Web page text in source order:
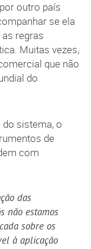
outro país
se ela
regras
Muitas vezes,
que não
do
sistema, o
de
com
das
não estamos
sobre os
à aplicação